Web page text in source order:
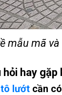
mẫu mã
hay
lướtcần